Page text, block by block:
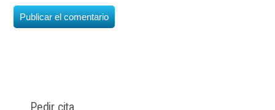
Pedir cita